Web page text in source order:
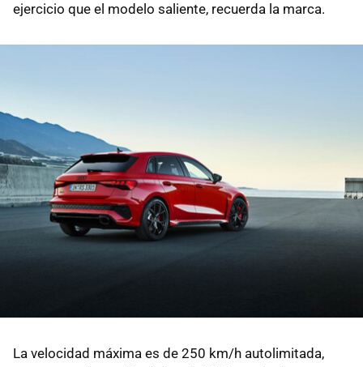
ejercicio que el modelo saliente, recuerda la marca.
La velocidad máxima es de 250 km/h autolimitada,